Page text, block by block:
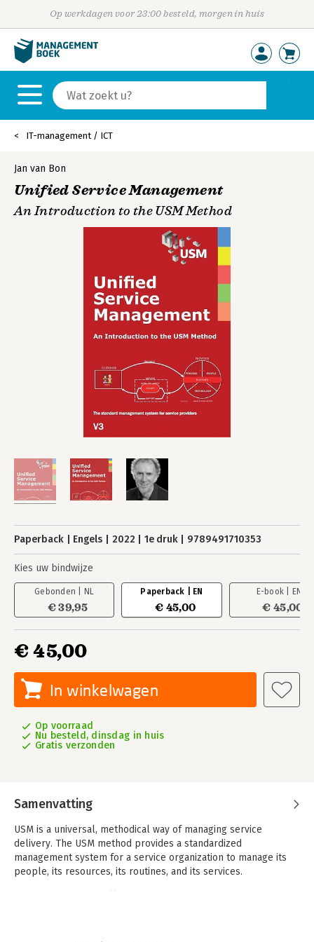
Op werkdagen voor 23:00 besteld, morgen in huis
IT-management / ICT
Jan van Bon
Unified Service Management
An Introduction to the USM Method
Paperback Engels 2022 1e druk 9789491710353
Kies uw bindwijze
Gebonden | NL
€ 39,95
Paperback | EN
€ 45,00
E-book | EN
€ 45,00
€ 45,00
In winkelwagen
Op voorraad
Nu besteld, dinsdag in huis
Gratis verzonden
Samenvatting
USM is a universal, methodical way of managing service
delivery. The USM method provides a standardized
management system for a service organization to manage its
people, its resources, its routines, and its services.